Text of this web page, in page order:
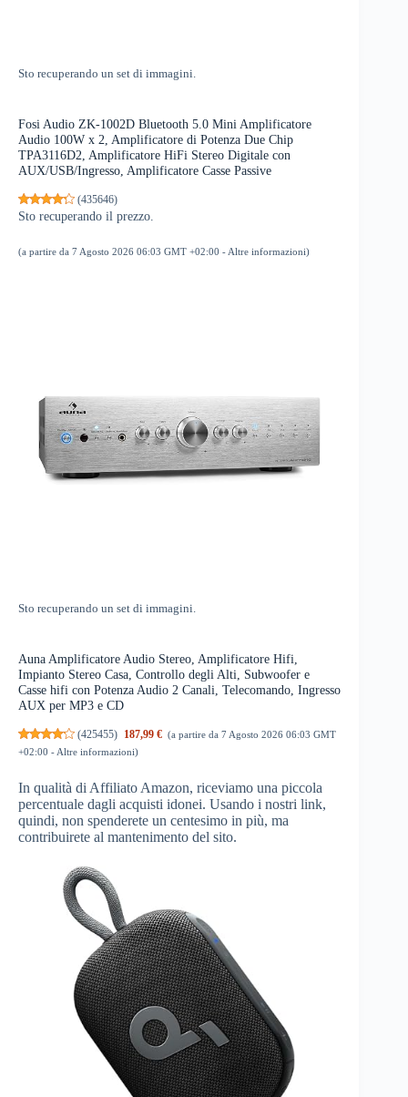
Sto recuperando un set di immagini.
Fosi Audio ZK-1002D Bluetooth 5.0 Mini Amplificatore
Audio 100W x 2, Amplificatore di Potenza Due Chip
TPA3116D2, Amplificatore HiFi Stereo Digitale con
AUX/USB/Ingresso, Amplificatore Casse Passive
(435646)
Sto recuperando il prezzo.
(a partire da 7 Agosto 2026 06:03 GMT +02:00 - Altre informazioni)
Sto recuperando un set di immagini.
Auna Amplificatore Audio Stereo, Amplificatore Hifi,
Impianto Stereo Casa, Controllo degli Alti, Subwoofer e
Casse hifi con Potenza Audio 2 Canali, Telecomando, Ingresso
AUX per MP3 e CD
(425455) 187,99 € (a partire da 7 Agosto 2026 06:03 GMT
+02:00 - Altre informazioni)
In qualità di Affiliato Amazon, riceviamo una piccola
percentuale dagli acquisti idonei. Usando i nostri link,
quindi, non spenderete un centesimo in più, ma
contribuirete al mantenimento del sito.